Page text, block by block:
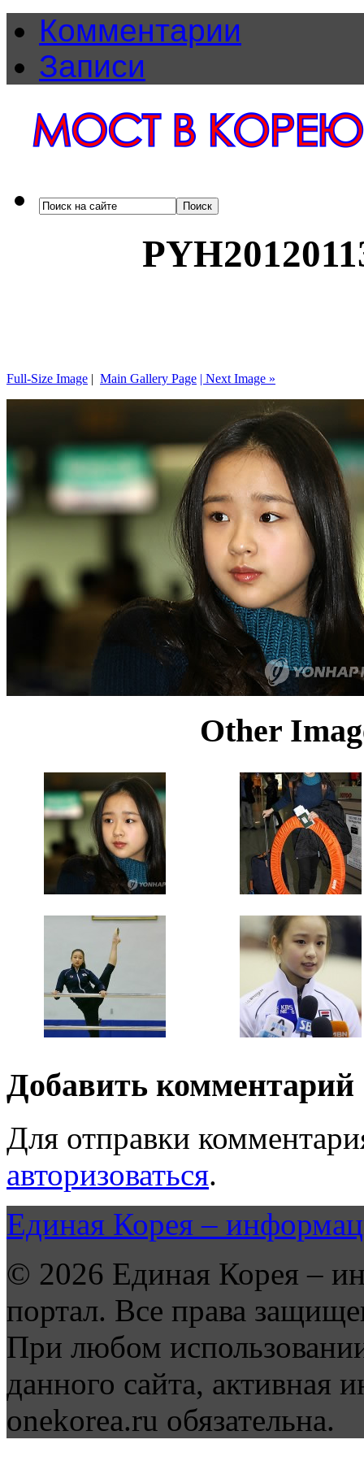
Комментарии
Записи
Full-Size Image | Main Gallery Page | Next Image »
Other
Добавить комментарий
Для отправки
авторизоваться.
Единая Корея –
© 2026 Единая Корея –
портал. Все права
При любом
данного сайта, активная
onekorea.ru обязательна.